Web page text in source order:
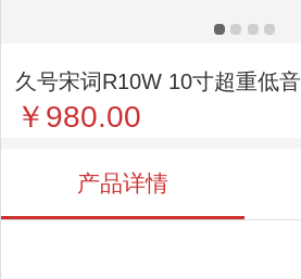
久号宋词R10W 10寸超重低音
￥980.00
产品详情